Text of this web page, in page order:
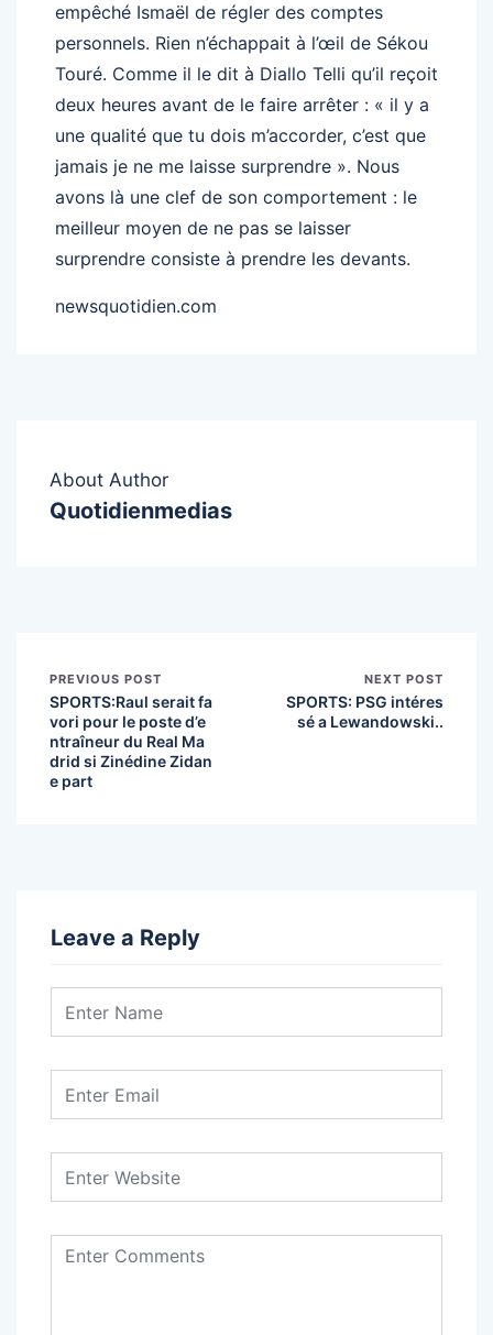
empêché Ismaël de régler des comptes
personnels. Rien n’échappait à l’œil de Sékou
Touré. Comme il le dit à Diallo Telli qu’il reçoit
deux heures avant de le faire arrêter : « il y a
une qualité que tu dois m’accorder, c’est que
jamais je ne me laisse surprendre ». Nous
avons là une clef de son comportement : le
meilleur moyen de ne pas se laisser
surprendre consiste à prendre les devants.
newsquotidien.com
About Author
Quotidienmedias
PREVIOUS POST
SPORTS:Raul serait fa
vori pour le poste d’e
ntraîneur du Real Ma
drid si Zinédine Zidan
e part
NEXT POST
SPORTS: PSG intéres
sé a Lewandowski..
Leave a Reply